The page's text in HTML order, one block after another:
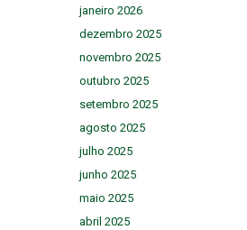
janeiro 2026
dezembro 2025
novembro 2025
outubro 2025
setembro 2025
agosto 2025
julho 2025
junho 2025
maio 2025
abril 2025